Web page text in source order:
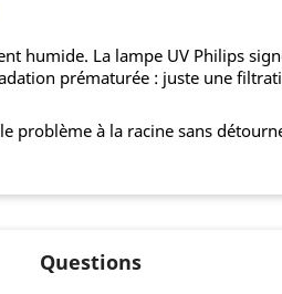
humide. La lampe UV Philips
prématurée : juste une
à la racine sans
Questions